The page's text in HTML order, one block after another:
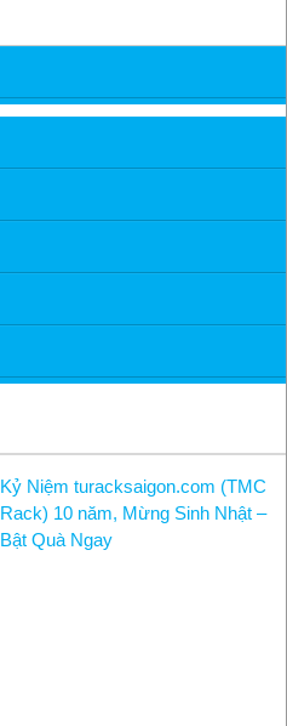
Kỷ Niệm turacksaigon.com (TMC
Rack) 10 năm, Mừng Sinh Nhật –
Bật Quà Ngay